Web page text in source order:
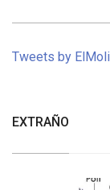
Tweets by
EXTRAÑO